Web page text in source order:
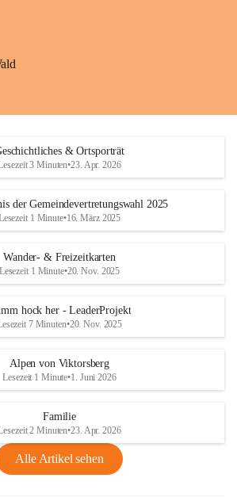
& Ortsporträt
3 Minuten•23. Apr. 2026
der Gemeindevertretungswahl 2025
1 Minute•16. März 2025
Wander- & Freizeitkarten
Lesezeit 1 Minute•20. Nov. 2025
hock her - LeaderProjekt
7 Minuten•20. Nov. 2025
Alpen von Viktorsberg
Lesezeit 1 Minute•1. Juni 2026
Familie
2 Minuten•23. Apr. 2026
Alle Artikel sehen